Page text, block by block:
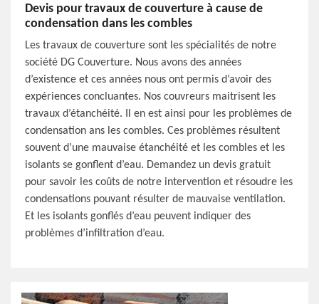
Devis pour travaux de couverture à cause de
condensation dans les combles
Les travaux de couverture sont les spécialités de notre
société DG Couverture. Nous avons des années
d’existence et ces années nous ont permis d’avoir des
expériences concluantes. Nos couvreurs maitrisent les
travaux d’étanchéité. Il en est ainsi pour les problèmes de
condensation ans les combles. Ces problèmes résultent
souvent d’une mauvaise étanchéité et les combles et les
isolants se gonflent d’eau. Demandez un devis gratuit
pour savoir les coûts de notre intervention et résoudre les
condensations pouvant résulter de mauvaise ventilation.
Et les isolants gonflés d’eau peuvent indiquer des
problèmes d’infiltration d’eau.